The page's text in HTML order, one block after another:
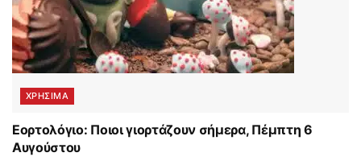
ΧΡΗΣΙΜΑ
Εορτολόγιο: Ποιοι γιορτάζουν σήμερα, Πέμπτη 6
Αυγούστου